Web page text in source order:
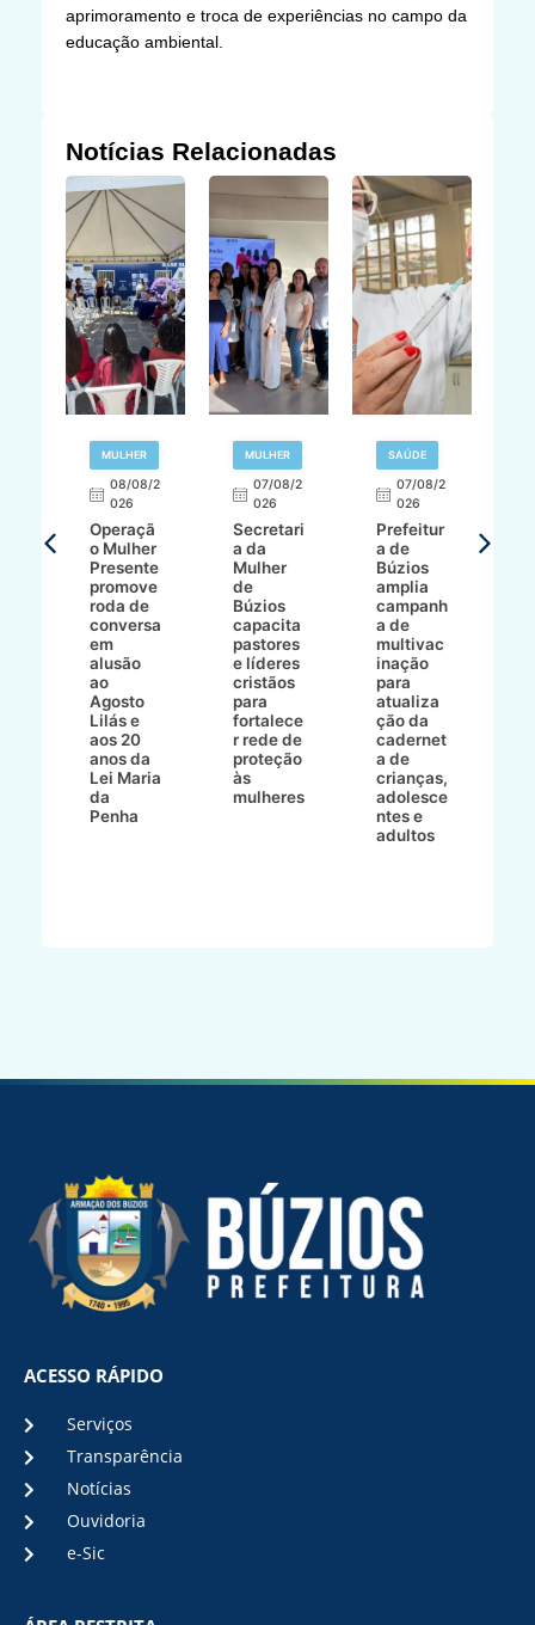
aprimoramento e troca de experiências no campo da
educação ambiental.
Notícias Relacionadas
MULHER
08/08/2
026
Operaçã
o Mulher
Presente
promove
roda de
conversa
em
alusão
ao
Agosto
Lilás e
aos 20
anos da
Lei Maria
da
Penha
MULHER
07/08/2
026
Secretari
a da
Mulher
de
Búzios
capacita
pastores
e líderes
cristãos
para
fortalece
r rede de
proteção
às
mulheres
SAÚDE
07/08/2
026
Prefeitur
a de
Búzios
amplia
campanh
a de
multivac
inação
para
atualiza
ção da
cadernet
a de
crianças,
adolesce
ntes e
adultos
ACESSO RÁPIDO
Serviços
Transparência
Notícias
Ouvidoria
e-Sic